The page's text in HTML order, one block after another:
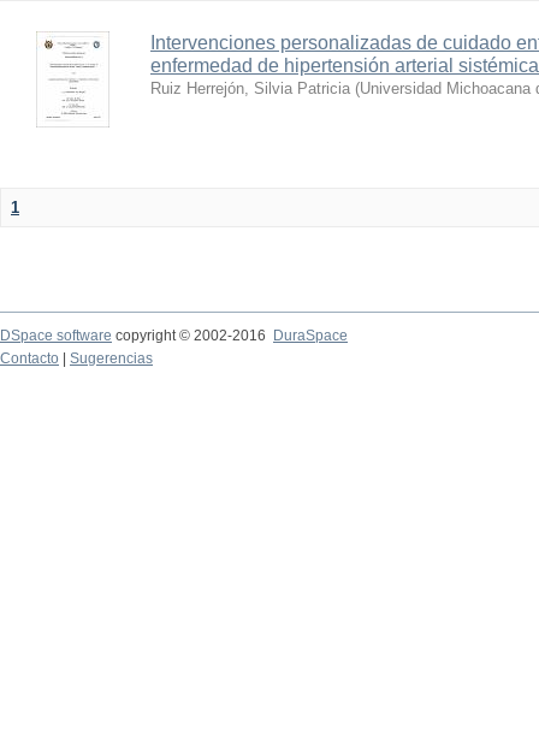
Intervenciones personalizadas de cuidado
enfermedad de hipertensión arterial
Ruiz Herrejón, Silvia Patricia (Universidad Michoacana
1
DSpace software copyright © 2002-2016
DuraSpace
Contacto
Sugerencias